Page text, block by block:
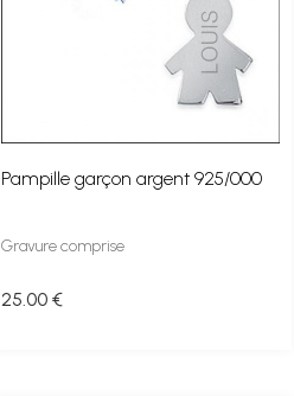
Pampille garçon argent 925/000
Gravure comprise
25.00 €